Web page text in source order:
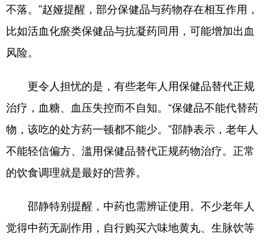
不落。”赵娅提醒，部分保健品与药物存在相互作用，
比如活血化瘀类保健品与抗凝药同用，可能增加出血
风险。
更令人担忧的是，有些老年人用保健品替代正规
治疗，血糖、血压失控而不自知。“保健品不能代替药
物，该吃的处方药一顿都不能少。”邵静表示，老年人
不能轻信偏方、滥用保健品替代正规药物治疗。正常
的饮食调理就是最好的营养。
邵静特别提醒，中药也需辨证使用。不少老年人
觉得中药无副作用，自行购买六味地黄丸、生脉饮等